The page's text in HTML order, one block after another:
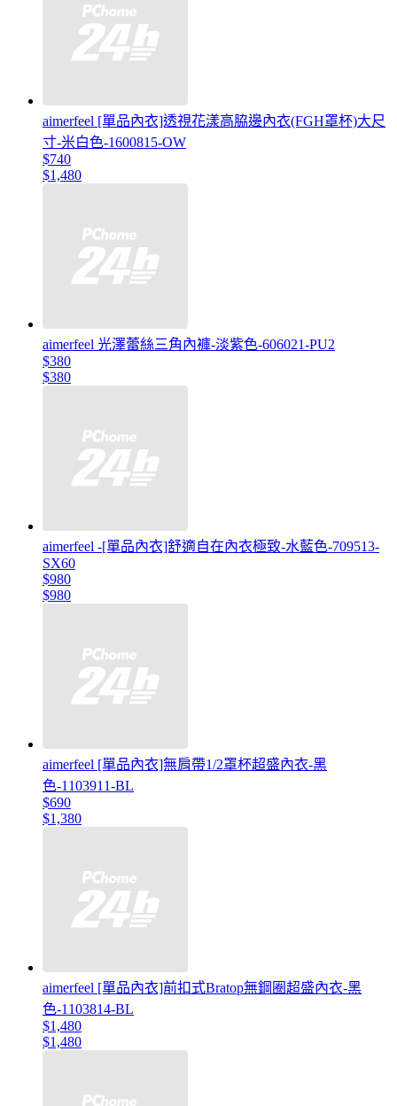
aimerfeel [單品內衣]透視花漾高脇邊內衣(FGH罩杯)大尺
寸-米白色-1600815-OW
$740
$1,480
aimerfeel 光澤蕾絲三角內褲-淡紫色-606021-PU2
$380
$380
aimerfeel -[單品內衣]舒適自在內衣極致-水藍色-709513-
SX60
$980
$980
aimerfeel [單品內衣]無肩帶1/2罩杯超盛內衣-黑
色-1103911-BL
$690
$1,380
aimerfeel [單品內衣]前扣式Bratop無鋼圈超盛內衣-黑
色-1103814-BL
$1,480
$1,480